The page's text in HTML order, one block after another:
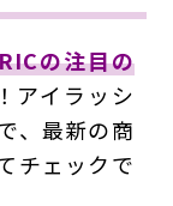
の注目の
アイラッシ
、最新の商
チェックで